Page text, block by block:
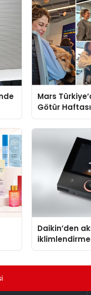
Mars
Götür
Daikin’den
Madoka Plus